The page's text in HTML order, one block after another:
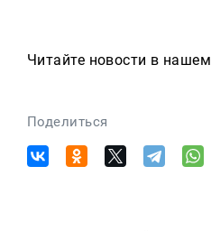
Читайте новости в нашем
Поделиться